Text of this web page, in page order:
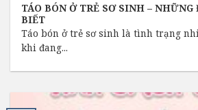
TÁO BÓN Ở TRẺ SƠ SINH – NHỮNG
BIẾT
Táo bón ở trẻ sơ sinh là tình trạng
khi đang...